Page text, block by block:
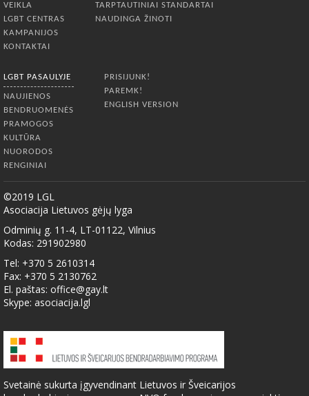
VEIKLA
LGBT CENTRAS
KAMPANIJOS
KONTAKTAI
TARPTAUTINIAI STANDARTAI
NAUDINGA ŽINOTI
LGBT PASAULYJE
NAUJIENOS
BENDRUOMENĖS
PRAMOGOS
KULTŪRA
NUORODOS
RENGINIAI
PRISIJUNK!
PAREMK!
ENGLISH VERSION
©2019 LGL
Asociacija Lietuvos gėjų lyga
Odminių g. 11-4, LT-01122, Vilnius
Kodas: 291902980
Tel: +370 5 2610314
Fax: +370 5 2130762
El. paštas: office@gay.lt
Skype: asociacija.lgl
Svetainė sukurta įgyvendinant Lietuvos ir Šveicarijos